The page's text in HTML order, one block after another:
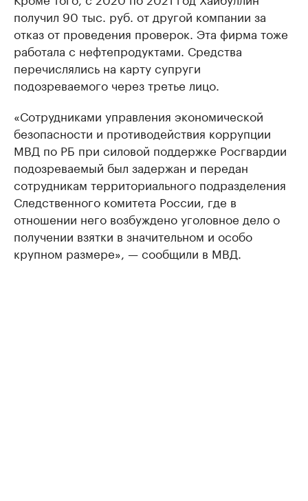
получил 90 тыс. руб. от другой компании за
отказ от проведения проверок. Эта фирма тоже
работала с нефтепродуктами. Средства
перечислялись на карту супруги
подозреваемого через третье лицо.
«Сотрудниками управления экономической
безопасности и противодействия коррупции
МВД по РБ при силовой поддержке Росгвардии
подозреваемый был задержан и передан
сотрудникам территориального подразделения
Следственного комитета России, где в
отношении него возбуждено уголовное дело о
получении взятки в значительном и особо
крупном размере», — сообщили в МВД.